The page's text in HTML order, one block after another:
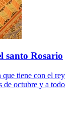
santo Rosario
que tiene con el rey
de octubre y a todo